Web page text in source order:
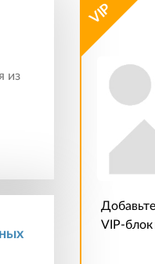
VIP
VIP-блок
из